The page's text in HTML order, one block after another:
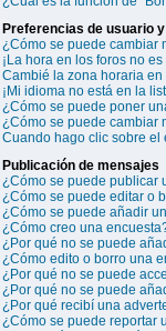
Preferencias de usuario
¿Cómo se puede cambiar
¡La hora en los foros no
Cambié la zona horaria
¡Mi idioma no está en la
¿Cómo se puede poner
¿Cómo se puede cambiar
Cuando hago clic sobre el
Publicación de mensajes
¿Cómo se puede publicar
¿Cómo se puede editar o
¿Cómo se puede añadir
¿Cómo creo una
¿Por qué no se puede
¿Cómo edito o borro una
¿Por qué no se puede
¿Por qué no se puede
¿Por qué recibí una
¿Cómo se puede reportar